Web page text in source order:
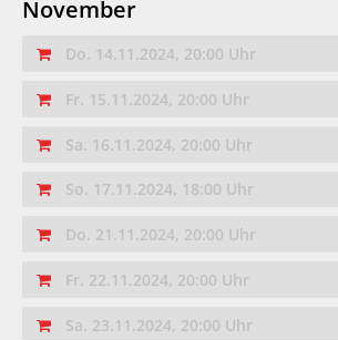
November
Do. 14.11.2024, 20:00 Uhr
Fr. 15.11.2024, 20:00 Uhr
Sa. 16.11.2024, 20:00 Uhr
So. 17.11.2024, 18:00 Uhr
Do. 21.11.2024, 20:00 Uhr
Fr. 22.11.2024, 20:00 Uhr
Sa. 23.11.2024, 20:00 Uhr